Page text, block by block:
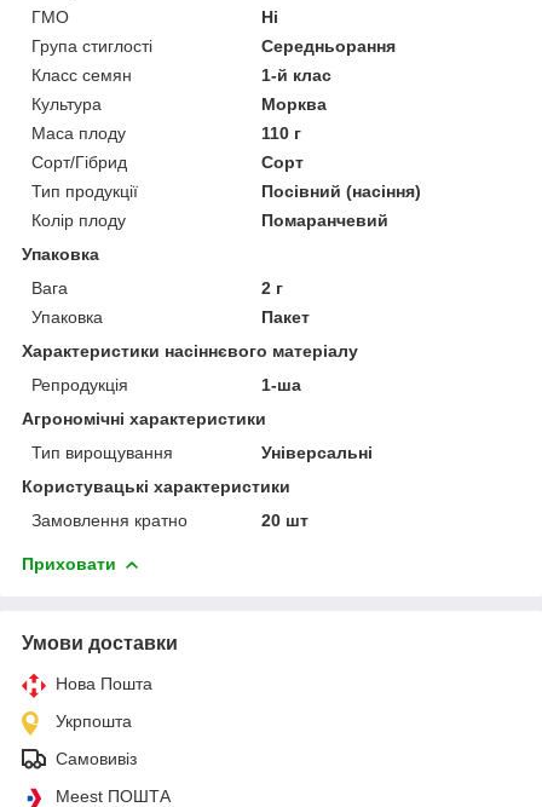
ГМО
Ні
Група стиглості
Середньорання
Класс семян
1-й клас
Культура
Морква
Маса плоду
110 г
Сорт/Гібрид
Сорт
Тип продукції
Посівний (насіння)
Колір плоду
Помаранчевий
Упаковка
Вага
2 г
Упаковка
Пакет
Характеристики насіннєвого матеріалу
Репродукція
1-ша
Агрономічні характеристики
Тип вирощування
Універсальні
Користувацькі характеристики
Замовлення кратно
20 шт
Приховати
Умови доставки
Нова Пошта
Укрпошта
Самовивіз
Meest ПОШТА